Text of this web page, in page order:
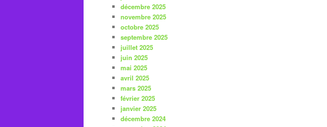
décembre 2025
novembre 2025
octobre 2025
septembre 2025
juillet 2025
juin 2025
mai 2025
avril 2025
mars 2025
février 2025
janvier 2025
décembre 2024